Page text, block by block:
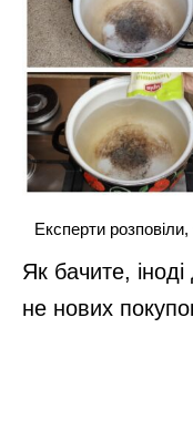
Експерти
Як бачите,
не нових